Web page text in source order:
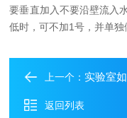
要垂直加入不要沿壁流入
低时，可不加1号，并单独
上一个： 实验室
返回列表